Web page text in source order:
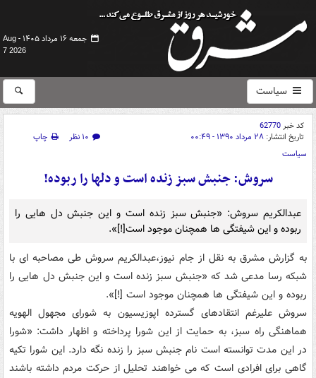
جمعه ۱۶ مرداد ۱۴۰۵ -
Aug
7 2026
سیاست
کد خبر62770
تاریخ انتشار: ۲۸ مرداد ۱۳۹۰ - ۰۰:۴۹ ۱۰ نظر
چاپ
سیاست
سروش: جنبش سبز زنده است و دلها را ربوده!
عبدالکریم سروش: «جنبش سبز زنده است و این جنبش دل هایی را
ربوده و این شیفتگی ها همچنان موجود است[!]».
به گزارش مشرق به نقل از جام نیوز،عبدالکریم سروش طی مصاحبه ای با
شبکه رسا مدعی شد که «جنبش سبز زنده است و این جنبش دل هایی را
ربوده و این شیفتگی ها همچنان موجود است [!]».
سروش علیرغم انتقادهای گسترده اپوزیسیون به شورای مجهول الهویه
هماهنگی راه سبز، به حمایت از این شورا پرداخته و اظهار داشت: «شورا
در این مدت توانسته است نام جنبش سبز را زنده نگه دارد. این شورا تکیه
گاهی برای افرادی است که می خواهند تحلیل از حرکت مردم داشته باشند